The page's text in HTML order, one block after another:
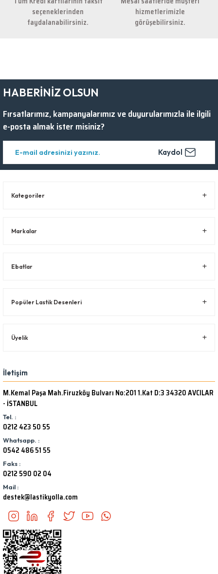
seçeneklerinden
faydalanabilirsiniz.
hizmetlerimizle
görüşebilirsiniz.
HABERİNİZ OLSUN
Fırsatlarımız, kampanyalarımız ve duyurularımızla ile ilgili
e-posta almak ister misiniz?
Kaydol
Kategoriler
Markalar
Ebatlar
Popüler Lastik Desenleri
Üyelik
İletişim
M.Kemal Paşa Mah.Firuzköy Bulvarı No:201 1.Kat D:3 34320 AVCILAR
- İSTANBUL
Tel. :
0212 423 50 55
Whatsapp. :
0542 486 51 55
Faks :
0212 590 02 04
Mail :
destek@lastikyolla.com